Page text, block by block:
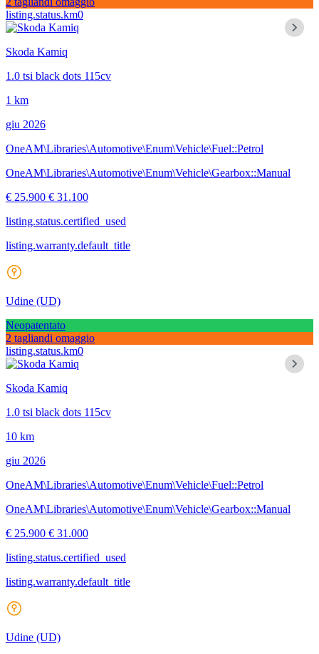
listing.status.km0
Skoda Kamiq
1.0 tsi black dots 115cv
1 km
giu 2026
OneAM\Libraries\Automotive\Enum\Vehicle\Fuel::Petrol
OneAM\Libraries\Automotive\Enum\Vehicle\Gearbox::Manual
€ 25.900 € 31.100
listing.status.certified_used
listing.warranty.default_title
Udine (UD)
Neopatentato
2 tagliandi omaggio
listing.status.km0
Skoda Kamiq
1.0 tsi black dots 115cv
10 km
giu 2026
OneAM\Libraries\Automotive\Enum\Vehicle\Fuel::Petrol
OneAM\Libraries\Automotive\Enum\Vehicle\Gearbox::Manual
€ 25.900 € 31.000
listing.status.certified_used
listing.warranty.default_title
Udine (UD)